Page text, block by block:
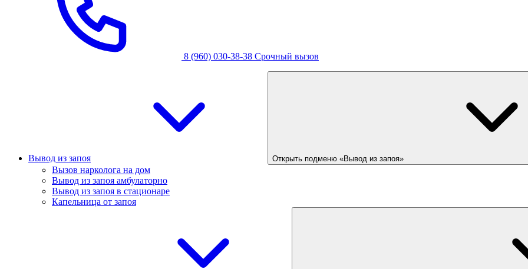
8 (960) 030-38-38 Срочный вызов
Вывод из запоя Открыть подменю «Вывод из запоя»
Вызов нарколога на дом
Вывод из запоя амбулаторно
Вывод из запоя в стационаре
Капельница от запоя